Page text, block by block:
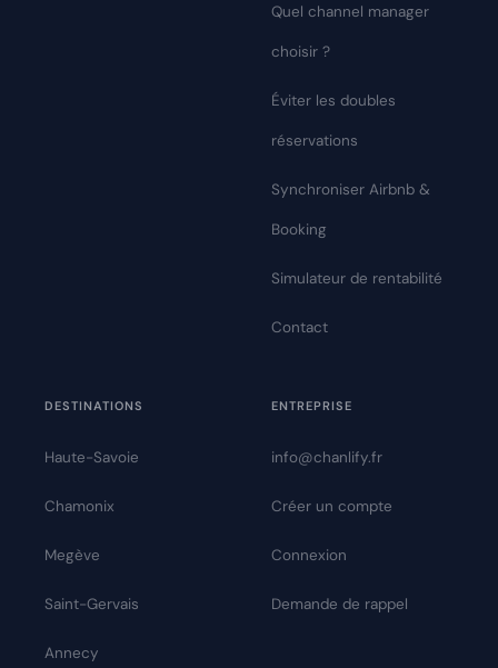
Quel channel manager
choisir ?
Éviter les doubles
réservations
Synchroniser Airbnb &
Booking
Simulateur de rentabilité
Contact
DESTINATIONS
Haute-Savoie
Chamonix
Megève
Saint-Gervais
Annecy
ENTREPRISE
info@chanlify.fr
Créer un compte
Connexion
Demande de rappel